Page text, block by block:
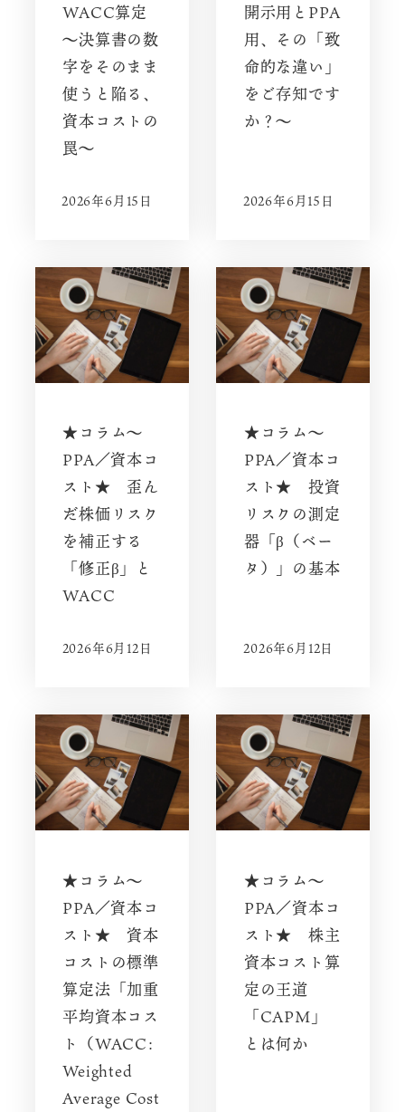
WACC算定
〜決算書の数
字をそのまま
使うと陥る、
資本コストの
罠〜
2026年6月15日
開示用とPPA
用、その「致
命的な違い」
をご存知です
か？〜
2026年6月15日
★コラム～
PPA／資本コ
スト★ 歪ん
だ株価リスク
を補正する
「修正β」と
WACC
2026年6月12日
★コラム～
PPA／資本コ
スト★ 投資
リスクの測定
器「β（ベー
タ）」の基本
2026年6月12日
★コラム～
PPA／資本コ
スト★ 資本
コストの標準
算定法「加重
平均資本コス
ト（WACC:
Weighted
Average Cost
★コラム～
PPA／資本コ
スト★ 株主
資本コスト算
定の王道
「CAPM」
とは何か